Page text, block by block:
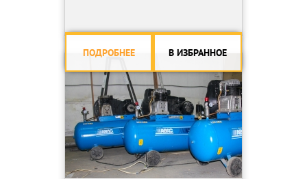
ПОДРОБНЕЕ В ИЗБРАННОЕ